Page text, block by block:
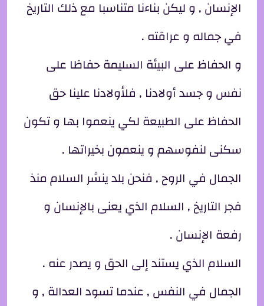
الإنسان , و ليكن بناءنا متناسبا مع ذلك التاريخ
في جماله و عراقته .
و الحفاظ على البيئة السليمة حفاظا على
نفس و جسد أولادنا , فلأولادنا علينا حق
الحفاظ على الطبيعة لكي ينعموا بها و تكون
سكنى لنفوسهم و ينعمون بخيراتها .
الجمال في الروح , فنحن بلد ينشر السلام منذ
فجر التاريخ , السلام الذي يعنى بالإنسان و
رفعة الإنسان .
السلام الذي يستند إلى الحق و يصدر عنه .
الجمال في النفس , عندما تسود العدالة , و